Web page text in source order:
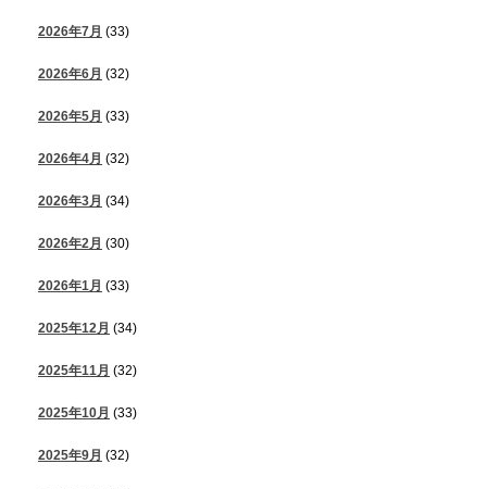
2026年7月 (33)
2026年6月 (32)
2026年5月 (33)
2026年4月 (32)
2026年3月 (34)
2026年2月 (30)
2026年1月 (33)
2025年12月 (34)
2025年11月 (32)
2025年10月 (33)
2025年9月 (32)